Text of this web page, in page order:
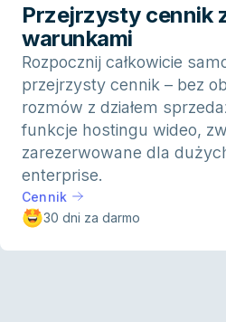
Przejrzysty cennik
warunkami
Rozpocznij całkowicie
przejrzysty cennik – bez
rozmów z działem
funkcje hostingu wideo,
zarezerwowane dla
enterprise.
Cennik
30 dni za darmo